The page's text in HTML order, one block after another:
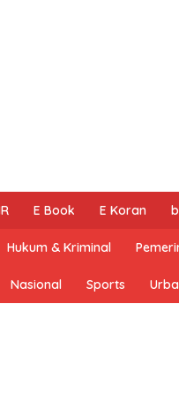
E Book E Koran
Hukum & Kriminal
Nasional Sports